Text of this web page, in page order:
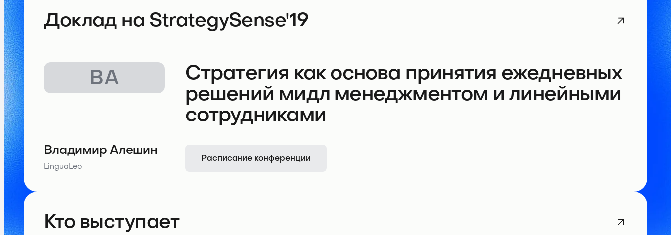
Доклад на StrategySense'19
ВА
Стратегия как основа принятия ежедневных
решений мидл менеджментом и линейными
сотрудниками
Владимир Алешин
LinguaLeo
Расписание конференции
Кто выступает